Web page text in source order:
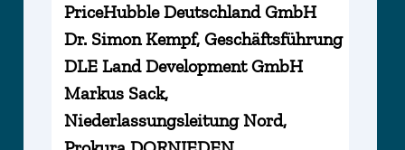
PriceHubble Deutschland GmbH
Dr. Simon Kempf, Geschäftsführung
DLE Land Development GmbH
Markus Sack,
Niederlassungsleitung Nord,